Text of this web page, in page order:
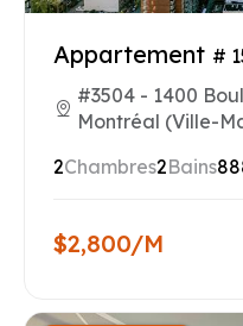
Appartement #
#3504 - 1400
Montréal (Ville-
2Chambres2Bains
$2,800/M